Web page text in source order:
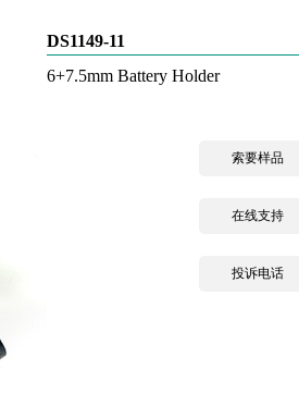
DS1149-11
6+7.5mm Battery Holder
索要样品
在线支持
投诉电话